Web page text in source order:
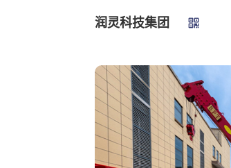
润灵科技集团